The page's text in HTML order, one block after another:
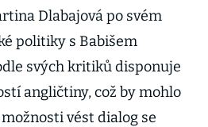
Dlabajová po svém
politiky s Babišem
svých kritiků disponuje
angličtiny, což by mohlo
vést dialog se